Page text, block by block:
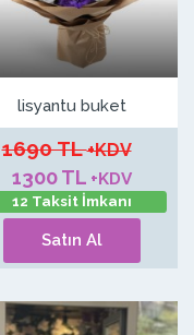
lisyantu buket
1690 TL+KDV
1300 TL +KDV
12 Taksit İmkanı
Satın Al